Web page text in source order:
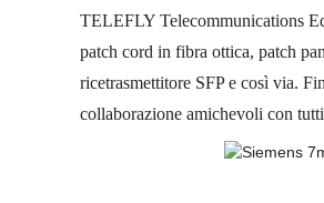
TELEFLY Telecommunications
patch cord in fibra ottica, patch
ricetrasmettitore SFP e così via.
collaborazione amichevoli con